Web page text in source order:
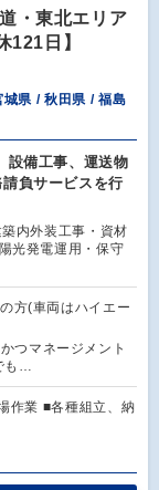
・東北エリア
121日】
県 / 秋田県 / 福島
設備工事、運送物
負サービスを行
内外装工事・資材
光発電運用・保守
方(車両はハイエー
つマネージメント
も…
作業 ■各種組立、納